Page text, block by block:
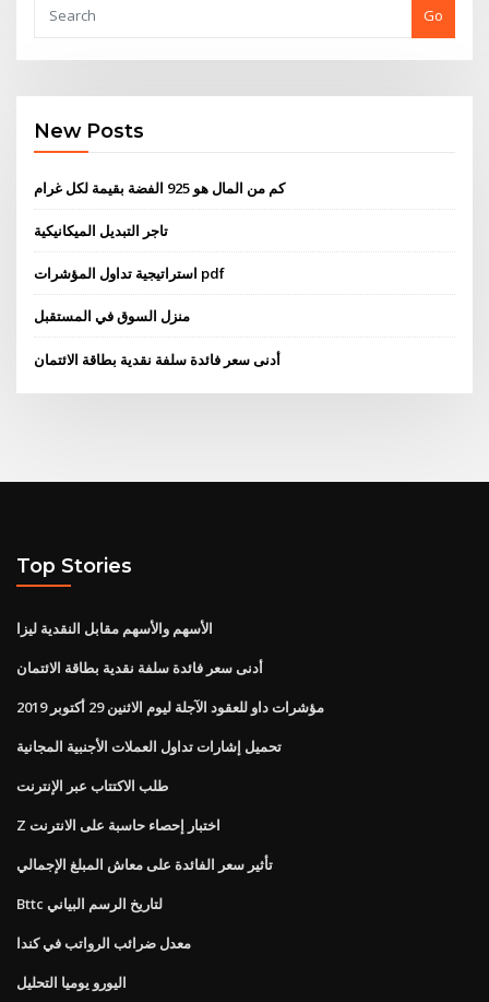
Go
New Posts
كم من المال هو 925 الفضة بقيمة لكل غرام
تاجر التبديل الميكانيكية
استراتيجية تداول المؤشرات pdf
منزل السوق في المستقبل
أدنى سعر فائدة سلفة نقدية بطاقة الائتمان
Top Stories
الأسهم والأسهم مقابل النقدية ليزا
أدنى سعر فائدة سلفة نقدية بطاقة الائتمان
مؤشرات داو للعقود الآجلة ليوم الاثنين 29 أكتوبر 2019
تحميل إشارات تداول العملات الأجنبية المجانية
طلب الاكتتاب عبر الإنترنت
Z اختبار إحصاء حاسبة على الانترنت
تأثير سعر الفائدة على معاش المبلغ الإجمالي
Bttc لتاريخ الرسم البياني
معدل ضرائب الرواتب في كندا
اليورو يوميا التحليل